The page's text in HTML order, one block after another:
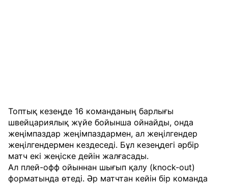
Топтық кезеңде 16 команданың барлығы
швейцариялық жүйе бойынша ойнайды, онда
жеңімпаздар жеңімпаздармен, ал жеңілгендер
жеңілгендермен кездеседі. Бұл кезеңдегі әрбір
матч екі жеңіске дейін жалғасады.
Ал плей-офф ойыннан шығып қалу (knock-out)
форматында өтеді. Әр матчтан кейін бір команда